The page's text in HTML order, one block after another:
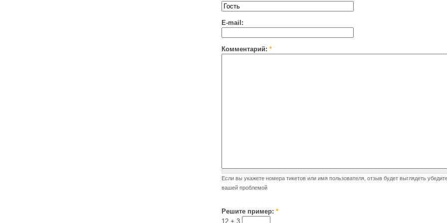
E-mail:
Комментарий: *
Если вы укажете номера тикетов или имя пользователя, отзыв будет выглядеть
вашей проблемой
Решите пример: *
12 + 3